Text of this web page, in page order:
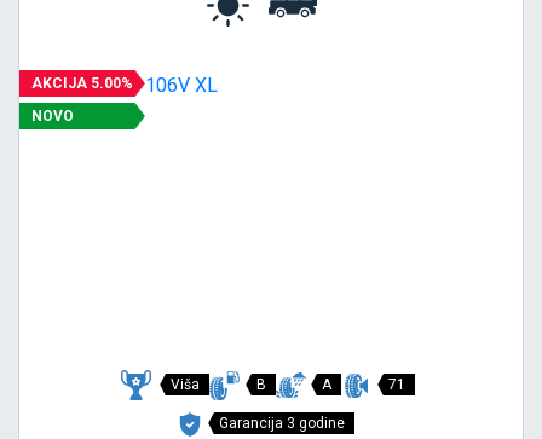
AKCIJA 5.00%
NOVO
Viša B A 71
Garancija 3 godine